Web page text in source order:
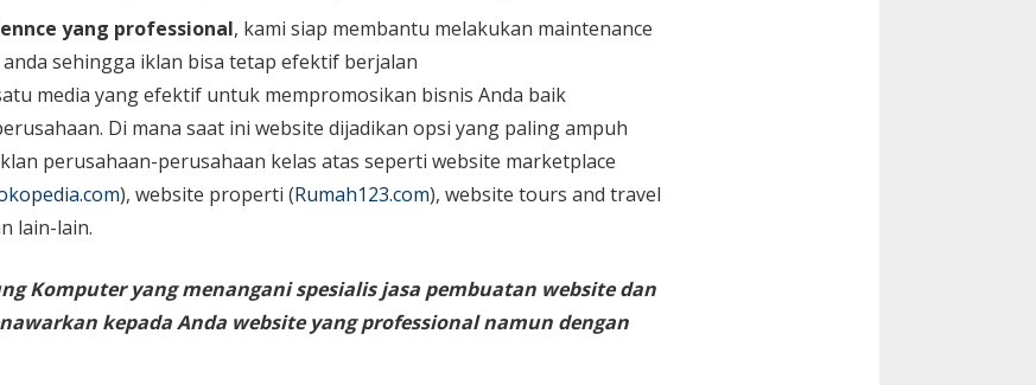
yang professional, kami siap membantu melakukan maintenance
sehingga iklan bisa tetap efektif berjalan
media yang efektif untuk mempromosikan bisnis Anda baik
Di mana saat ini website dijadikan opsi yang paling ampuh
perusahaan-perusahaan kelas atas seperti website marketplace
), website properti (Rumah123.com), website tours and travel
lain-lain.
Komputer yang menangani spesialis jasa pembuatan website dan
kepada Anda website yang professional namun dengan